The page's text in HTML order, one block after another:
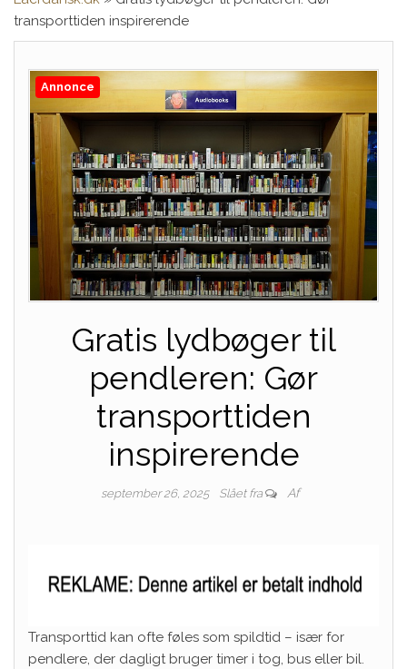
transporttiden inspirerende
Annonce
Gratis lydbøger til
pendleren: Gør
transporttiden
inspirerende
september 26, 2025 Slået fra Af
Transporttid kan ofte føles som spildtid – især for
pendlere, der dagligt bruger timer i tog, bus eller bil.